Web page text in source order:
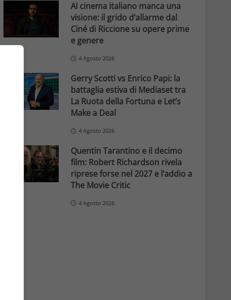
Al cinema italiano manca una
visione: il grido d’allarme dal
Ciné di Riccione su opere prime
e genere
4 Agosto 2026
Gerry Scotti vs Enrico Papi: la
battaglia estiva di Mediaset tra
La Ruota della Fortuna e Let’s
Make a Deal
4 Agosto 2026
Quentin Tarantino e il decimo
film: Robert Richardson rivela
riprese forse nel 2027 e l’addio a
The Movie Critic
4 Agosto 2026